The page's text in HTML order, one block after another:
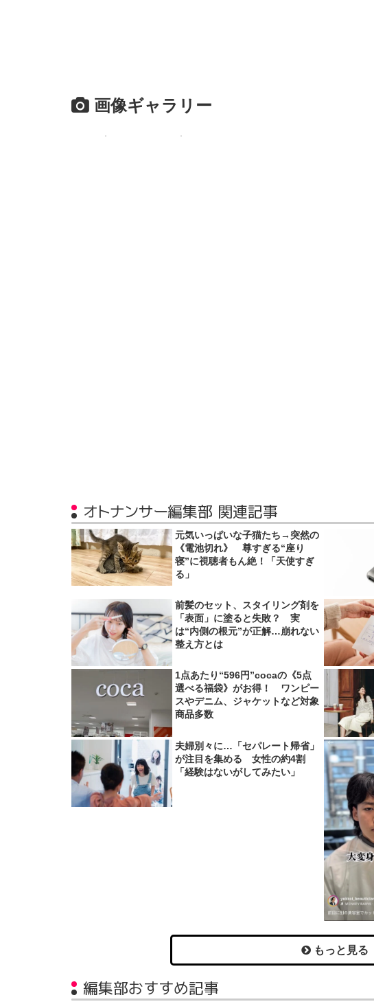
画像ギャラリー
オトナンサー編集部 関連記事
元気いっぱいな子猫たち→突然の
《電池切れ》 尊すぎる“座り
寝”に視聴者もん絶！「天使すぎ
る」
前髪のセット、スタイリング剤を
「表面」に塗ると失敗？ 実
は“内側の根元”が正解…崩れない
整え方とは
1点あたり“596円”cocaの《5点
選べる福袋》がお得！ ワンピー
スやデニム、ジャケットなど対象
商品多数
夫婦別々に…「セパレート帰省」
が注目を集める 女性の約4割
「経験はないがしてみたい」
もっと見る
編集部おすすめ記事